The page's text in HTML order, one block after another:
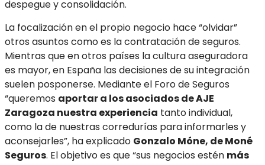
despegue y consolidación.
La focalización en el propio negocio hace “olvidar”
otros asuntos como es la contratación de seguros.
Mientras que en otros países la cultura aseguradora
es mayor, en España las decisiones de su integración
suelen posponerse. Mediante el Foro de Seguros
“queremos aportar a los asociados de AJE
Zaragoza nuestra experiencia tanto individual,
como la de nuestras corredurías para informarles y
aconsejarles”, ha explicado Gonzalo Móne, de Moné
Seguros. El objetivo es que “sus negocios estén más